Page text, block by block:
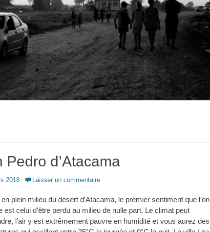
Pedro d’Atacama
2018 Laisser un commentaire
plein milieu du désert d’Atacama, le premier sentiment que l’on
est celui d’être perdu au milieu de nulle part. Le climat peut
l’air y est extrêmement pauvre en humidité et vous aurez des